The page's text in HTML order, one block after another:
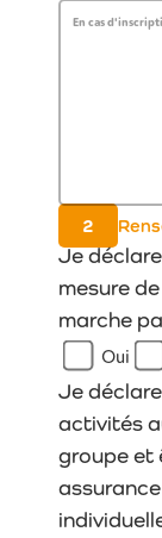
2
Je
mesure
marche
Oui
Je
activités
groupe et